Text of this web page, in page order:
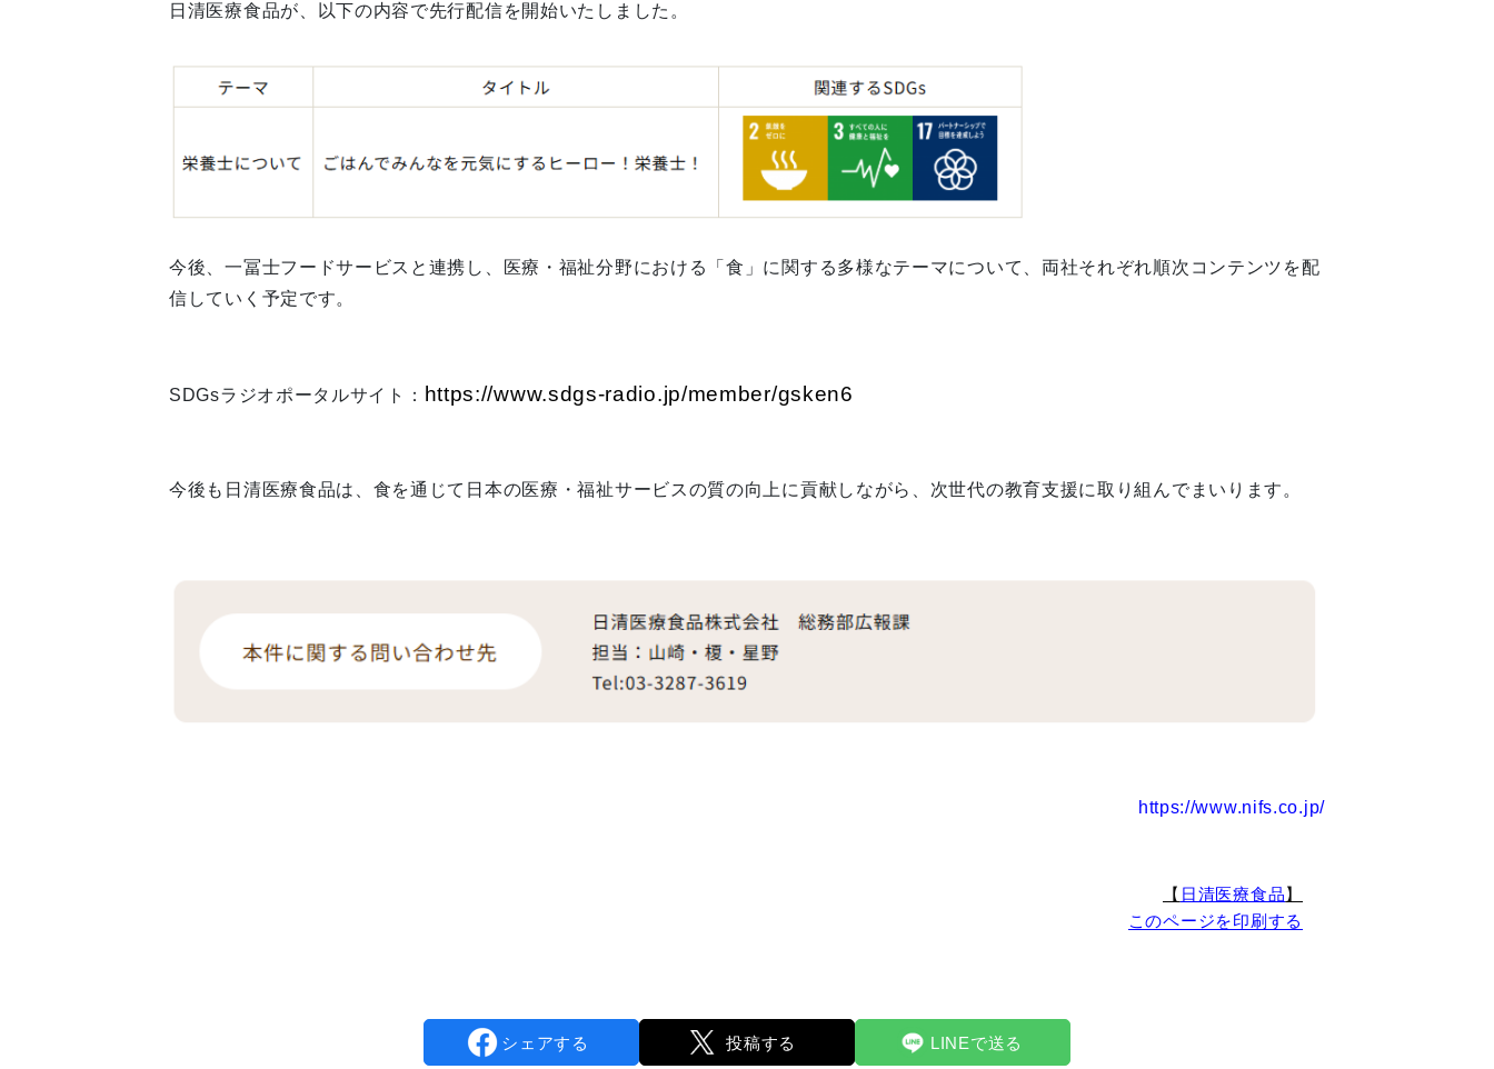
日清医療食品が、以下の内容で先行配信を開始いたしました。
今後、一冨士フードサービスと連携し、医療・福祉分野における「食」に関する多様なテーマについて、両社それぞれ順次コンテンツを配
信していく予定です。
SDGsラジオポータルサイト： https://www.sdgs-radio.jp/member/gsken6
今後も日清医療食品は、食を通じて日本の医療・福祉サービスの質の向上に貢献しながら、次世代の教育支援に取り組んでまいります。
https://www.nifs.co.jp/
【 日清医療食品】
このページを印刷する
シェアする 投稿する LINEで送る